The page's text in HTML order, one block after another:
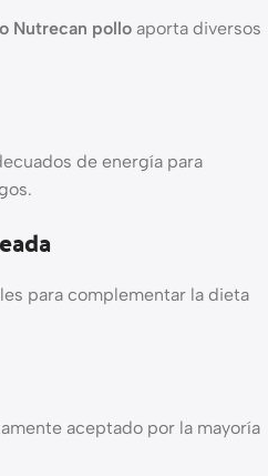
Nutrecan pollo aporta diversos
de energía para
para complementar la dieta
aceptado por la mayoría